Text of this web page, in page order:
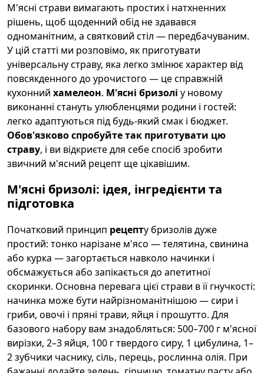
М'ясні страви вимагають простих і натхненних
рішень, щоб щоденний обід не здавався
одноманітним, а святковий стіл — передбачуваним.
У цій статті ми розповімо, як приготувати
універсальну страву, яка легко змінює характер від
повсякденного до урочистого — це справжній
кухонний хамелеон. М'ясні бризолі у новому
виконанні стануть улюбленцями родини і гостей:
легко адаптуються під будь-який смак і бюджет.
Обов'язково спробуйте так приготувати цю
страву, і ви відкриєте для себе спосіб зробити
звичний м'ясний рецепт ще цікавішим.
М'ясні бризолі: ідея, інгредієнти та
підготовка
Початковий принцип рецепту бризолів дуже
простий: тонко нарізане м'ясо — телятина, свинина
або курка — загортається навколо начинки і
обсмажується або запікається до апетитної
скоринки. Основна перевага цієї страви в її гнучкості:
начинка може бути найрізноманітнішою — сири і
гриби, овочі і пряні трави, яйця і прошутто. Для
базового набору вам знадобляться: 500–700 г м'ясної
вирізки, 2–3 яйця, 100 г твердого сиру, 1 цибулина, 1–
2 зубчики часнику, сіль, перець, рослинна олія. При